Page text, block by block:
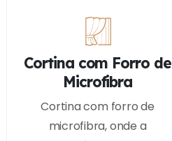
Cortina com Forro de
Microfibra
Cortina com forro de
microfibra, onde a